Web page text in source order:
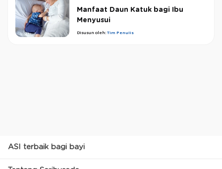
Manfaat Daun Katuk bagi Ibu
Menyusui
Disusun oleh: Tim Penulis
ASI terbaik bagi bayi